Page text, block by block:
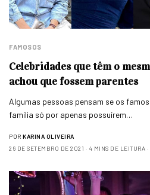
FAMOSOS
Celebridades que têm o
achou que fossem parentes
Algumas pessoas pensam se os
família só por apenas possuírem…
POR KARINA OLIVEIRA
26 DE SETEMBRO DE 2021
4 MINS DE LEITURA